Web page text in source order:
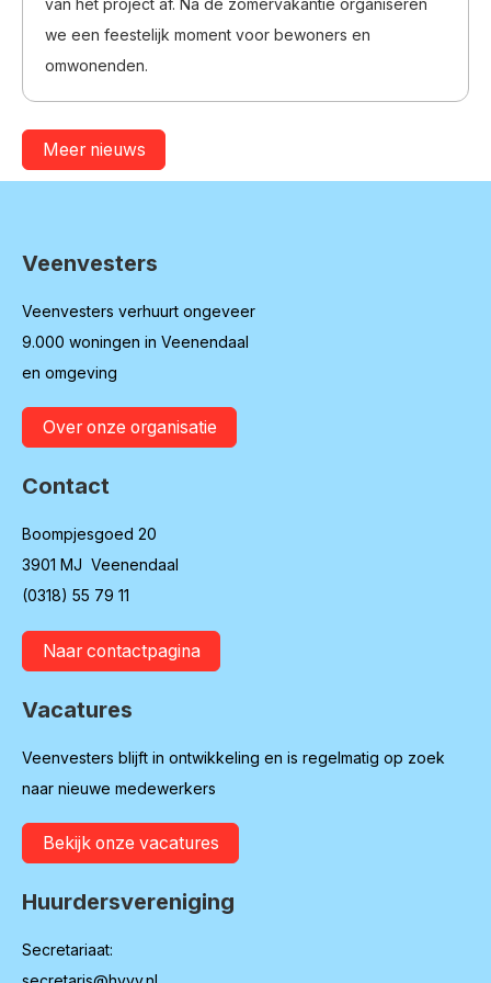
van het project af. Na de zomervakantie organiseren
we een feestelijk moment voor bewoners en
omwonenden.
Meer nieuws
Contactinformatie
Veenvesters
Veenvesters verhuurt ongeveer
9.000 woningen in Veenendaal
en omgeving
Over onze organisatie
Contact
Boompjesgoed 20
3901 MJ Veenendaal
(0318) 55 79 11
Naar contactpagina
Vacatures
Veenvesters blijft in ontwikkeling en is regelmatig op zoek
naar nieuwe medewerkers
Bekijk onze vacatures
Huurdersvereniging
Secretariaat: